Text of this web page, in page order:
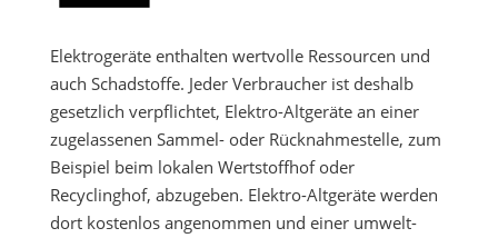
Elektrogeräte enthalten wertvolle Ressourcen und
auch Schadstoffe. Jeder Verbraucher ist deshalb
gesetzlich verpflichtet, Elektro-Altgeräte an einer
zugelassenen Sammel- oder Rücknahmestelle, zum
Beispiel beim lokalen Wertstoffhof oder
Recyclinghof, abzugeben. Elektro-Altgeräte werden
dort kostenlos angenommen und einer umwelt-